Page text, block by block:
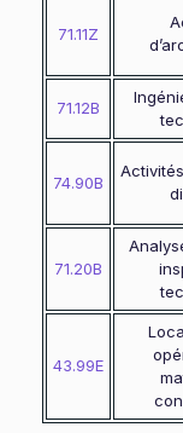
71.11Z
71.12B
74.90B
71.20B
43.99E